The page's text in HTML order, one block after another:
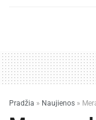
Pradžia » Naujienos »